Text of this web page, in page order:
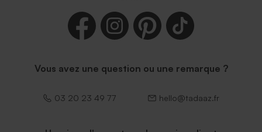
Vous avez une question ou une remarque ?
03 20 23 49 77 hello@tadaaz.fr